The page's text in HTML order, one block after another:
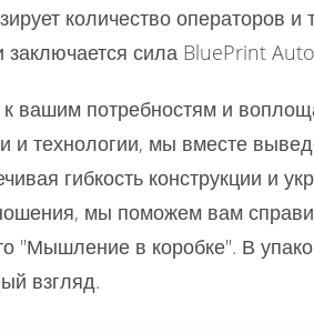
количество операторов и
заключается сила BluePrint
вашим потребностям и
и технологии, мы вместе
гибкость конструкции и
мы поможем вам
"Мышление в коробке". В
взгляд.